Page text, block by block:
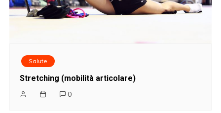
Salute
Stretching (mobilità articolare)
0